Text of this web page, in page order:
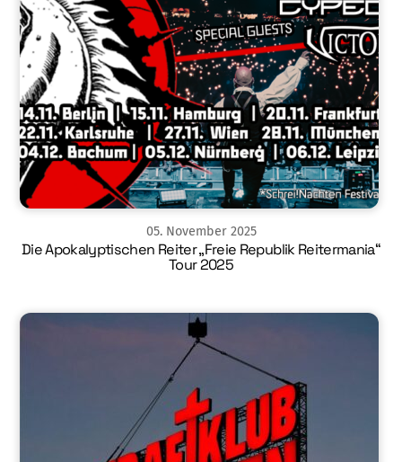
05. November 2025
Die Apokalyptischen Reiter „Freie Republik Reitermania“
Tour 2025